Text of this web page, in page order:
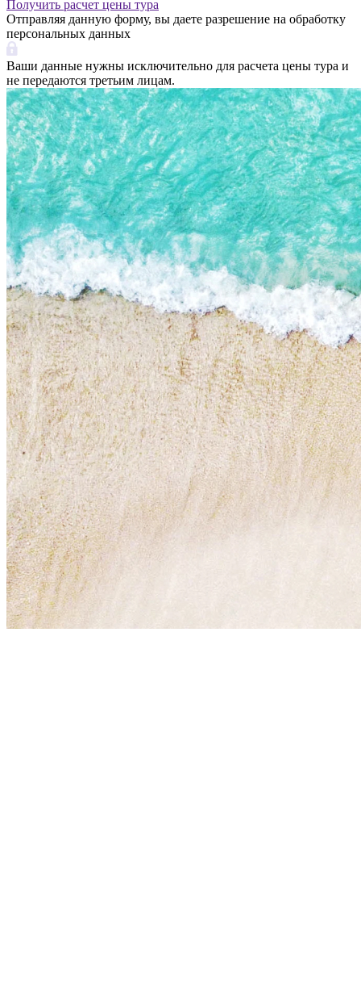
Получить расчет цены тура
Отправляя данную форму, вы даете разрешение на обработку
персональных данных
Ваши данные нужны исключительно для расчета цены тура и
не передаются третьим лицам.